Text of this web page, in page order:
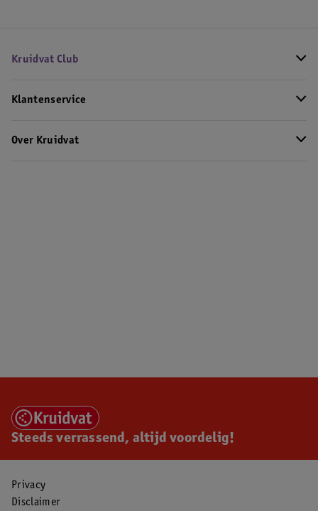
Kruidvat Club
Klantenservice
Over Kruidvat
Steeds verrassend, altijd voordelig!
Privacy
Disclaimer